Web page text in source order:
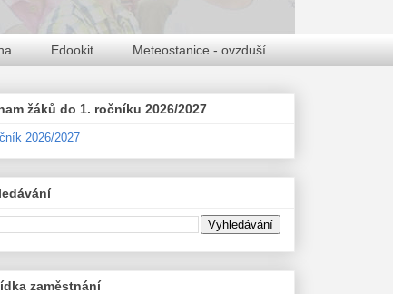
Edookit Meteostanice - ovzduší
žáků do 1. ročníku 2026/2027
2026/2027
zaměstnání